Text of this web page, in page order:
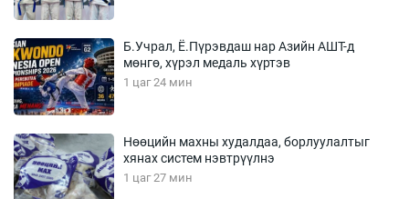
Б.Учрал, Ё.Пүрэвдаш нар Азийн АШТ-д
мөнгө, хүрэл медаль хүртэв
1 цаг 24 мин
Нөөцийн махны худалдаа, борлуулалтыг
хянах систем нэвтрүүлнэ
1 цаг 27 мин